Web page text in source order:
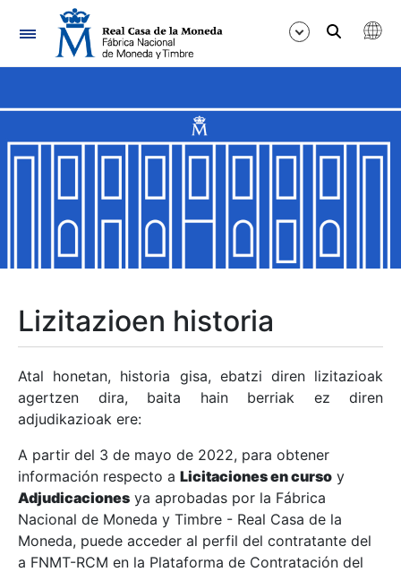
Nabigazioa
Erakutsi/Ezkutatu
Erakutsi/Ezkutatu
Erakutsi/Ezkutatu
Erakutsi/Ezkutatu
Erakutsi/Ezkutatu
Erakutsi/Ezkutatu
Erakutsi/Ezkutatu
Lizitazioen historia
Atal honetan, historia gisa, ebatzi diren lizitazioak
agertzen dira, baita hain berriak ez diren
adjudikazioak ere:
A partir del 3 de mayo de 2022, para obtener
información respecto a Licitaciones en curso y
Adjudicaciones ya aprobadas por la Fábrica
Nacional de Moneda y Timbre - Real Casa de la
Moneda, puede acceder al perfil del contratante del
a FNMT-RCM en la Plataforma de Contratación del